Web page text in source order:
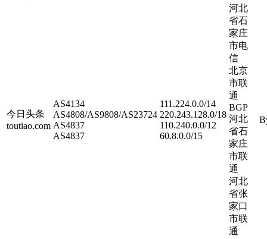
今日头条
toutiao.com
AS4134
AS4808/AS9808/AS23724
AS4837
AS4837
111.224.0.0/14
220.243.128.0/18
110.240.0.0/12
60.8.0.0/15
河北
省石
家庄
市电
信
北京
市联
通
BGP
河北
省石
家庄
市联
通
河北
省张
家口
市联
通